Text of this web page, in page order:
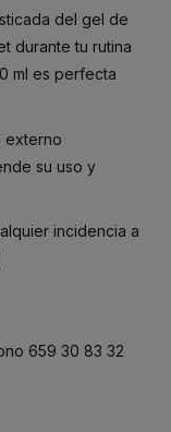
del gel de
durante tu rutina
ml es perfecta
externo
su uso y
incidencia a
659 30 83 32